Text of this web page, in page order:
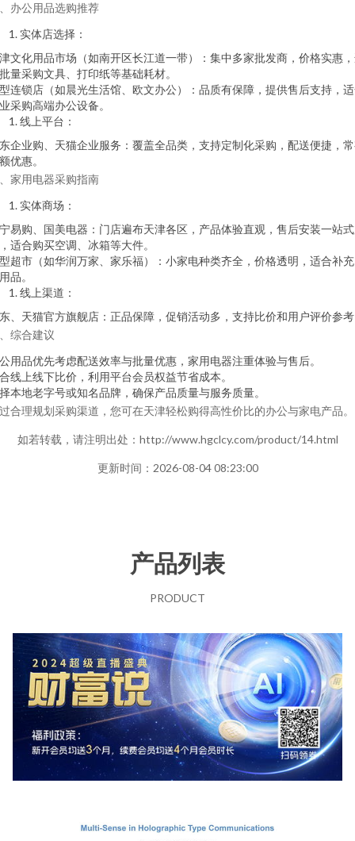
办公用品选购推荐
实体店选择：
文化用品市场（如南开区长江道一带）：集中多家批发商，价格实惠
量采购文具、打印纸等基础耗材。
连锁店（如晨光生活馆、欧文办公）：品质有保障，提供售后支持，
采购高端办公设备。
线上平台：
企业购、天猫企业服务：覆盖全品类，支持定制化采购，配送便捷，
优惠。
家用电器采购指南
实体商场：
易购、国美电器：门店遍布天津各区，产品体验直观，售后安装一站
适合购买空调、冰箱等大件。
超市（如华润万家、家乐福）：小家电种类齐全，价格透明，适合补
品。
线上渠道：
、天猫官方旗舰店：正品保障，促销活动多，支持比价和用户评价参
综合建议
用品优先考虑配送效率与批量优惠，家用电器注重体验与售后。
线上线下比价，利用平台会员权益节省成本。
本地老字号或知名品牌，确保产品质量与服务质量。
合理规划采购渠道，您可在天津轻松购得高性价比的办公与家电产品。
如若转载，请注明出处：http://www.hgclcy.com/product/14.html
更新时间：2026-08-04 08:23:00
产品列表
PRODUCT